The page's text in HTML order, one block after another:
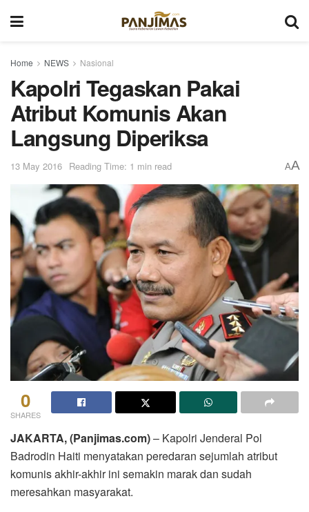
Home NEWS Nasional
Kapolri Tegaskan Pakai
Atribut Komunis Akan
Langsung Diperiksa
13 May 2016 Reading Time: 1 min read AA
0
SHARES
JAKARTA, (Panjimas.com)– Kapolri Jenderal Pol
Badrodin Haiti menyatakan peredaran sejumlah atribut
komunis akhir-akhir ini semakin marak dan sudah
meresahkan masyarakat.